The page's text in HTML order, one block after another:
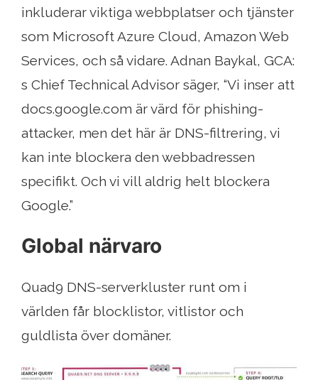
inkluderar viktiga webbplatser och tjänster
som Microsoft Azure Cloud, Amazon Web
Services, och så vidare. Adnan Baykal, GCA:
s Chief Technical Advisor säger, “Vi inser att
docs.google.com är värd för phishing-
attacker, men det här är DNS-filtrering, vi
kan inte blockera den webbadressen
specifikt. Och vi vill aldrig helt blockera
Google.”
Global närvaro
Quad9 DNS-serverkluster runt om i
världen får blocklistor, vitlistor och
guldlista över domäner.